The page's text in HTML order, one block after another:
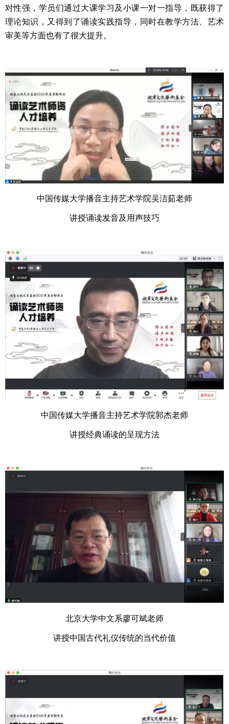
对性强，学员们通过大课学习及小课一对一指导，既获得了
理论知识，又得到了诵读实践指导，同时在教学方法、艺术
审美等方面也有了很大提升。
中国传媒大学播音主持艺术学院吴洁茹老师
讲授诵读发音及用声技巧
中国传媒大学播音主持艺术学院郭杰老师
讲授经典诵读的呈现方法
北京大学中文系廖可斌老师
讲授中国古代礼仪传统的当代价值